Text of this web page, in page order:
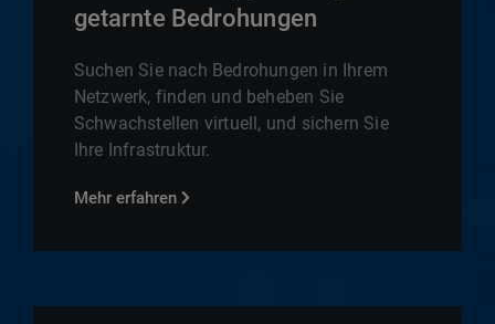
getarnte Bedrohungen
Suchen Sie nach Bedrohungen in Ihrem
Netzwerk, finden und beheben Sie
Schwachstellen virtuell, und sichern Sie
Ihre Infrastruktur.
Mehr erfahren